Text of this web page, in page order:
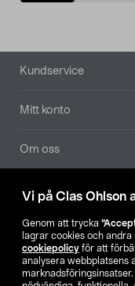
Vi på Clas Ohlson
Genom att trycka
lagrar cookies och
cookiepolicy för att
analysera webbplatsens
Sidfot
Kundservice
Mitt konto
Om oss
Aktuellt
Våra bolag